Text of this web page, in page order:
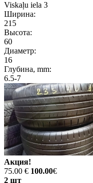
Viskaļu iela 3
Ширина:
215
Высота:
60
Диаметр:
16
Глубина, mm:
6.5-7
Акция!
75.00 € 100.00€
2 шт